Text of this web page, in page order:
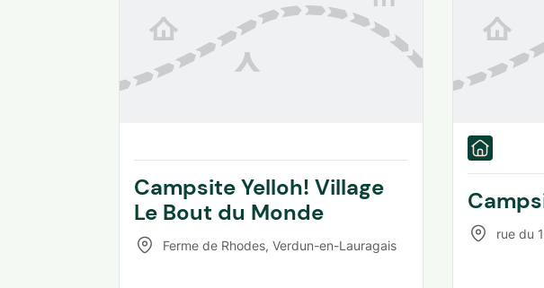
Campsite Yelloh! Village
Le Bout du Monde
Ferme de Rhodes, Verdun-en-Lauragais
rue du